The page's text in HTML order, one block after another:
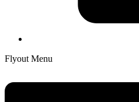
Flyout Menu